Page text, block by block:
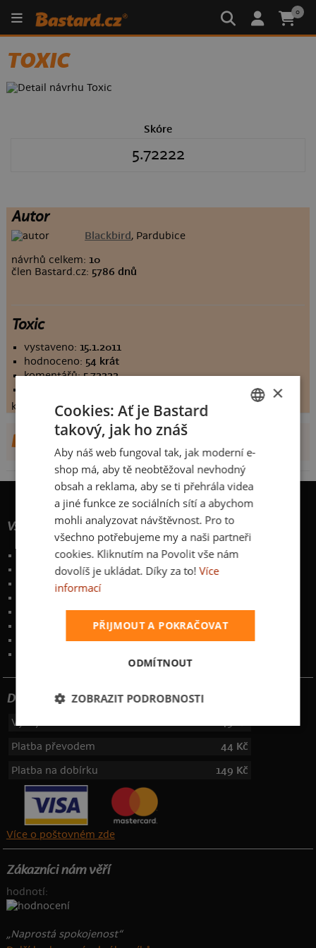
0
TOXIC
Skóre
5.72222
Autor
Blackbird , Pardubice
návrhů celkem: 10
člen Bastard.cz: 5786 dnů
Toxic
vystaveno: 15.1.2011
hodnoceno: 54 krát
komentářů:5.72222
konečné hodnocení:5.72222
DALŠÍ NÁVRHY OD BLACKBIRD
Vše o nákupu
Poštovné a způsoby doručení
Garance výměny či vrácení
Časté otázky
Obchodní podmínky
Ochrana osobních údajů
info@bastard.cz
Dotujeme poštovné
Výdejní místa
Platba převodem
44 Kč
Platba na dobírku
149 Kč
Více o poštovném zde
Zákazníci nám věří
hodnotí:
„Naprostá spokojenost“
SLOVAK
×
Cookies: Ať je Bastard
takový, jak ho znáš
Aby náš web fungoval tak, jak moderní e-
shop má, aby tě neobtěžoval nevhodný
obsah a reklama, aby se ti přehrála videa
a jiné funkce ze sociálních sítí a abychom
mohli analyzovat návštěvnost. Pro to
všechno potřebujeme my a naši partneři
cookies. Kliknutím na Povolit vše nám
dovolíš je ukládat. Díky za to! Více
informací
PŘIJMOUT A POKRAČOVAT
ODMÍTNOUT
ZOBRAZIT PODROBNOSTI